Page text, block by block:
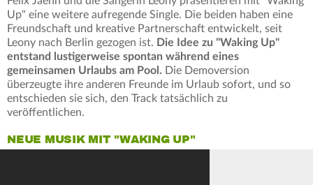
Up" eine weitere aufregende Single. Die beiden haben eine
Freundschaft und kreative Partnerschaft entwickelt, seit
Leony nach Berlin gezogen ist. Die Idee zu "Waking Up"
entstand lustigerweise spontan während eines
gemeinsamen Urlaubs am Pool. Die Demoversion
überzeugte ihre anderen Freunde im Urlaub sofort, und so
entschieden sie sich, den Track tatsächlich zu
veröffentlichen.
NEUE MUSIK MIT "WAKING UP"